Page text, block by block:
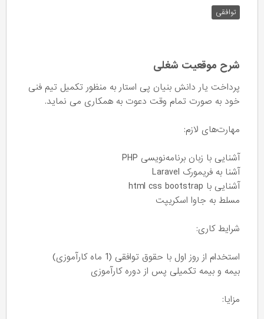
توافقی
شرح موقعیت شغلی
پرداخت یار دانش بنیان پی استار به منظور تکمیل تیم فنی
خود به صورت تمام وقت دعوت به همکاری می نماید.
مهارت‌های لازم:
آشنایی با زبان برنامه‌نویسی PHP
آشنا به فریمورک Laravel
آشنایی با html css bootstrap
مسلط به جاوا اسکریپت
شرایط کاری:
استخدام از روز اول با حقوق توافقی (1 ماه کارآموزی)
بیمه و بیمه تکمیلی پس از دوره کارآموزی
مزایا: